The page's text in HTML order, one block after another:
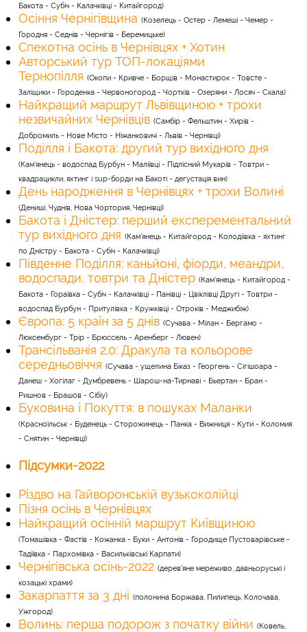
Бакота - Субіч - Калачківці - Китайгород)
Осіння Чернігівщина (Козелець - Остер - Лемеші - Чемер -
Городня - Седнів - Чернігів - Беремицьке)
Спекотна осінь в Чернівцях + Хотин
Авторський тур ТОП-локаціями
Тернопілля (Окопи - Кривче - Борщів - Монастирок - Товсте -
Заліщики - Городенка - Червоногород - Чортків - Озеряни - Лосяч - Скала)
Найкращий маршрут Львівщиною + трохи
незвичайних Чернівців (Самбір - Фельштин - Хирів -
Добромиль - Нове Місто - Ніжанковичі - Львів - Чернівці)
Поділля і Бакота: другий тур вихідного дня
(Кам'янець - водоспад Бурбун - Маліївці - Підлісний Мукарів - Товтри -
квадрацикли, яхтинг і sup-борди на Бакоті - дегустація вин)
День народження в Чернівцях + трохи Волині
(Дениші, Чуднів, Нова Чортория, Чернівці)
Бакота і Дністер: перший експерементальний
тур вихідного дня (Кам'янець - Китайгород - Колодіївка - яхтинг
по Дністру - Бакота - Субіч - Калачківці)
Південне Поділля: каньйоні, фіорди, меандри,
водоспади, товтри та Дністер (Кам'янець - Китайгород -
Бакота - Гораївка - Субіч - Калачківці - Панівці - Цвіклівці Другі - Товтри -
водоспад Бурбун - Притулівка - Кружківці - Отроків - Меджибіж)
Європа: 5 країн за 5 днів (Сучава - Мілан - Бергамо -
Люксембург - Трір - Брюссель - Аренберг - Лювен)
Трансільванія 2.0: Дракула та кольорове
середньовіччя (Сучава - ущелина Біказ - Георгень - Сігішоара -
Данеш - Хогілаг - Думбревень - Шарош-на-Тирнаві - Бьертан - Бран -
Ришнов - Брашов - Сібіу)
Буковина і Покуття: в пошуках Маланки
(Красноїльськ - Буденець - Сторожинець - Панка - Вижниця - Кути - Коломия
- Снятин - Чернівці)
Підсумки-2022
Різдво на Гайворонській вузькоколійці
Пізня осінь в Чернівцях
Найкращий осінній маршрут Київщиною
(Томашівка - Фастів - Кожанка - Буки - Антонів - Городище Пустоварівське -
Тадіївка - Пархомівка - Васильківські Карпати)
Чернігівська осінь-2022 (дерев'яне мереживо, давньоруські і
козацькі храми)
Закарпаття за 3 дні (полонина Боржава, Пилипець, Колочава,
Ужгород)
Волинь: перша подорож з початку війни (Ковель,